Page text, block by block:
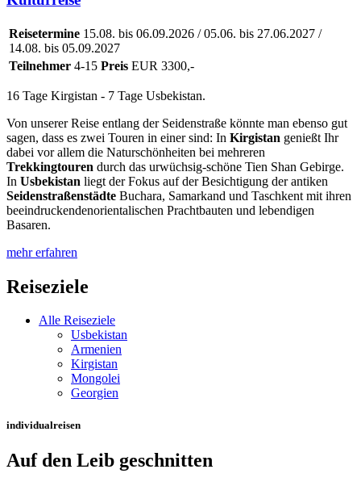
Reisetermine 15.08. bis 06.09.2026 / 05.06. bis 27.06.2027 /
14.08. bis 05.09.2027
Teilnehmer 4-15 Preis EUR 3300,-
16 Tage Kirgistan - 7 Tage Usbekistan.
Von unserer Reise entlang der Seidenstraße könnte man ebenso gut
sagen, dass es zwei Touren in einer sind: In Kirgistan genießt Ihr
dabei vor allem die Naturschönheiten bei mehreren
Trekkingtouren durch das urwüchsig-schöne Tien Shan Gebirge.
In Usbekistan liegt der Fokus auf der Besichtigung der antiken
Seidenstraßenstädte Buchara, Samarkand und Taschkent mit ihren
beeindruckendenorientalischen Prachtbauten und lebendigen
Basaren.
mehr erfahren
Reiseziele
Alle Reiseziele
Usbekistan
Armenien
Kirgistan
Mongolei
Georgien
individualreisen
Auf den Leib geschnitten